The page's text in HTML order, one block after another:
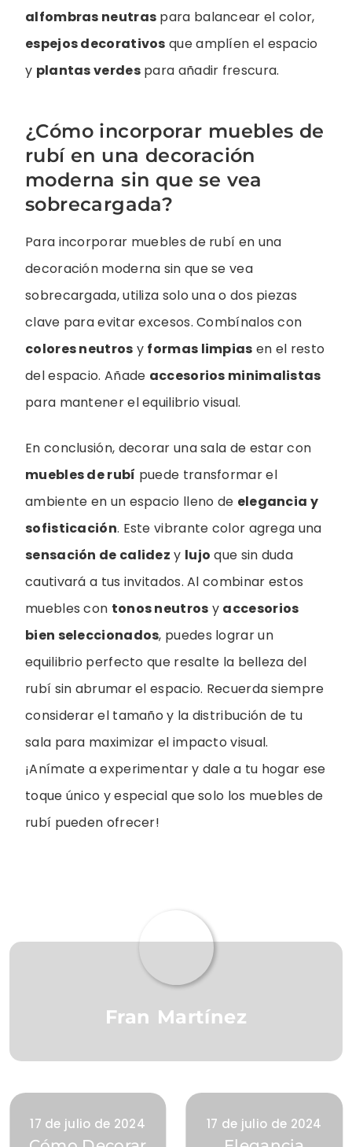
alfombras neutras para balancear el color,
espejos decorativos que amplíen el espacio
y plantas verdespara añadir frescura.
¿Cómo incorporar muebles de
rubí en una decoración
moderna sin que se vea
sobrecargada?
Para incorporar muebles de rubí en una
decoración moderna sin que se vea
sobrecargada, utiliza solo una o dos piezas
clave para evitar excesos. Combínalos con
colores neutros y formas limpias en el resto
del espacio. Añade accesorios minimalistas
para mantener el equilibrio visual.
En conclusión, decorar una sala de estar con
muebles de rubí puede transformar el
ambiente en un espacio lleno de elegancia y
sofisticación. Este vibrante color agrega una
sensación de calidez y lujo que sin duda
cautivará a tus invitados. Al combinar estos
muebles con tonos neutros y accesorios
bien seleccionados, puedes lograr un
equilibrio perfecto que resalte la belleza del
rubí sin abrumar el espacio. Recuerda siempre
considerar el tamaño y la distribución de tu
sala para maximizar el impacto visual.
¡Anímate a experimentar y dale a tu hogar ese
toque único y especial que solo los muebles de
rubí pueden ofrecer!
Fran Martínez
17 de julio de 2024 17 de julio de 2024